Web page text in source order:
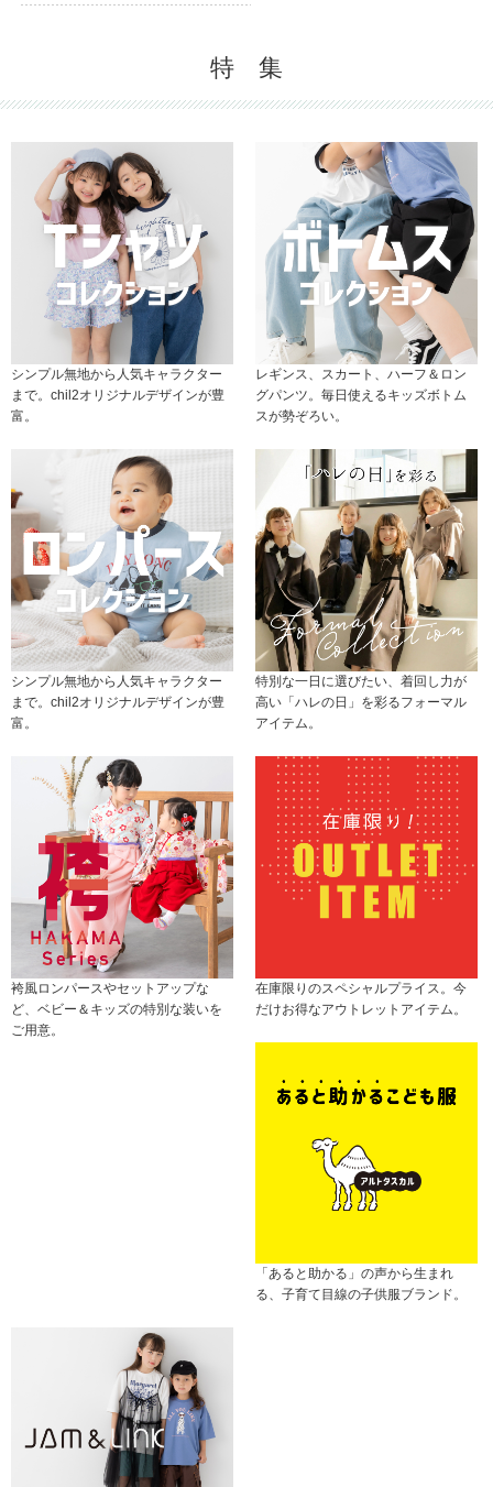
特 集
シンプル無地から人気キャラクター
まで。chil2オリジナルデザインが豊
富。
レギンス、スカート、ハーフ＆ロン
グパンツ。毎日使えるキッズボトム
スが勢ぞろい。
シンプル無地から人気キャラクター
まで。chil2オリジナルデザインが豊
富。
特別な一日に選びたい、着回し力が
高い「ハレの日」を彩るフォーマル
アイテム。
袴風ロンパースやセットアップな
ど、ベビー＆キッズの特別な装いを
ご用意。
在庫限りのスペシャルプライス。今
だけお得なアウトレットアイテム。
「あると助かる」の声から生まれ
る、子育て目線の子供服ブランド。